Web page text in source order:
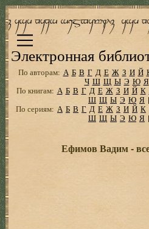
Электронная
По авторам: А Б В Г Д Е Ж З И Й
Ч Ш Щ Ы Э Ю Я
По книгам: А Б В Г Д Е Ж З И Й К
Ш Щ Ы Э Ю Я
По сериям: А Б В Г Д Е Ж З И Й К
Ш Щ Ы Э Ю Я
Ефимов Вадим -